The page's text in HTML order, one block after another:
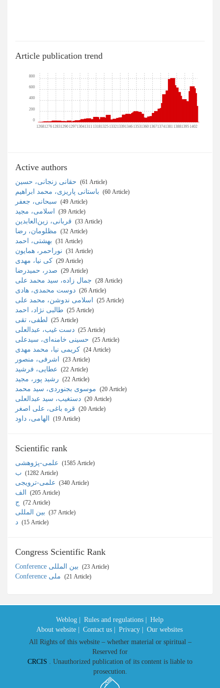
Article publication trend
12681276 12831290 129713041311 13181325 133213391346 13531360 136713741381 13881395 1402
0
200
400
600
800
Active authors
‎ (61 Article)
‎ (60 Article)
‎ (49 Article)
‎ (39 Article)
‎ (33 Article)
‎ (32 Article)
‎ (31 Article)
‎ (31 Article)
‎ (29 Article)
‎ (29 Article)
‎ (28 Article)
‎ (26 Article)
‎ (25 Article)
‎ (25 Article)
‎ (25 Article)
‎ (25 Article)
‎ (25 Article)
‎ (24 Article)
‎ (23 Article)
‎ (22 Article)
‎ (22 Article)
‎ (20 Article)
‎ (20 Article)
‎ (20 Article)
‎ (19 Article)
Scientific rank
‎ (1585 Article)
‎ (1282 Article)
‎ (340 Article)
‎ (205 Article)
‎ (72 Article)
‎ (37 Article)
‎ (15 Article)
Congress Scientific Rank
‎ (23 Article)
‎ (21 Article)
Weblog | Rules and regulations |
Help
About website |
Contact us | Privacy |
Our websites
All Rights of this website – whether material or spiritual –
Reserved for
CRCIS . Unauthorized publication of its content is liable to
prosecution.